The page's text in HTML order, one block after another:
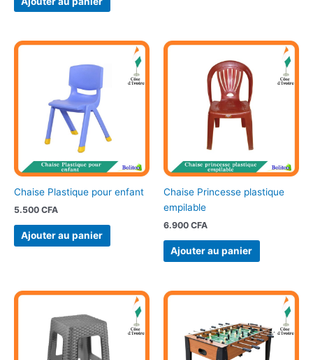
Chaise Plastique pour enfant
5.500 CFA
Ajouter au panier
Chaise Princesse plastique
empilable
6.900 CFA
Ajouter au panier